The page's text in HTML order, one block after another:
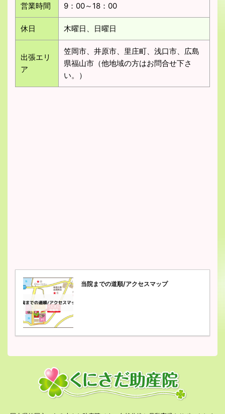
営業時間 9：00～18：00
休日 木曜日、日曜日
出張エリ
ア
笠岡市、井原市、里庄町、浅口市、広島
県福山市（他地域の方はお問合せ下さ
い。）
当院までの道順/アクセスマップ